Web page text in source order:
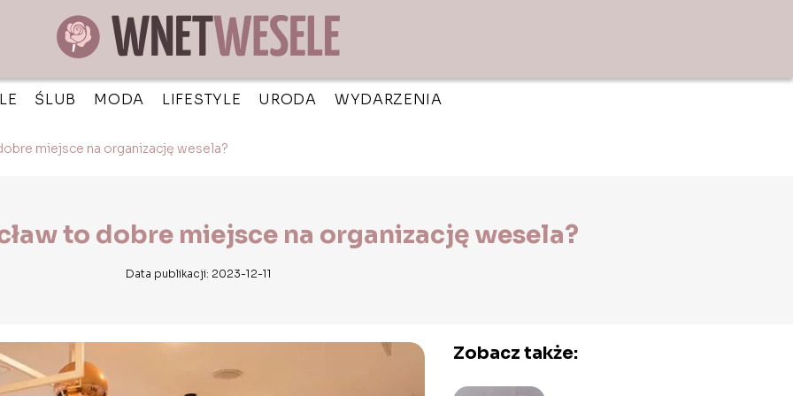
ŚLUB MODA LIFESTYLE URODA WYDARZENIA
miejsce na organizację wesela?
to dobre miejsce na organizację wesela?
Data publikacji: 2023-12-11
Zobacz także: